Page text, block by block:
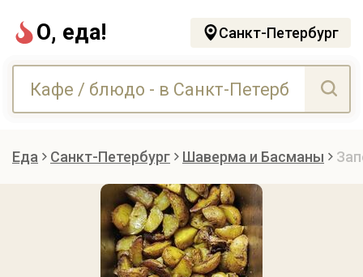
О, еда! Санкт-Петербург
Еда Санкт-Петербург Шаверма и Басманы